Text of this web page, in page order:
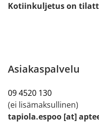
Kotiinkuljetus on
Asiakaspalvelu
09 4520 130
(ei lisämaksullinen)
tapiola.espoo [at]